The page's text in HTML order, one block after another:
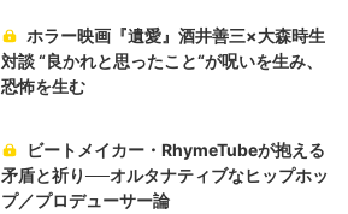
ホラー映画『遺愛』酒井善三×大森時生
対談 “良かれと思ったこと“が呪いを生み、
恐怖を生む
ビートメイカー・RhymeTubeが抱える
矛盾と祈り──オルタナティブなヒップホッ
プ／プロデューサー論